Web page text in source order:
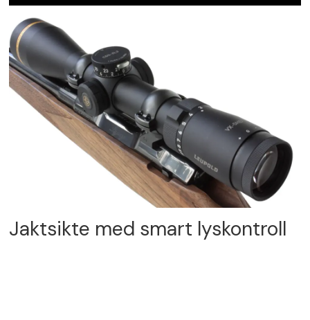
Jaktsikte med smart lyskontroll